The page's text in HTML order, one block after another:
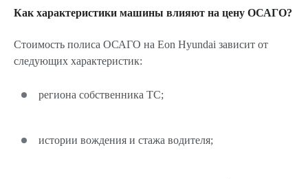
Как характеристики машины влияют на цену ОСАГО?
Стоимость полиса ОСАГО на Eon Hyundai зависит от
следующих характеристик:
региона собственника ТС;
истории вождения и стажа водителя;